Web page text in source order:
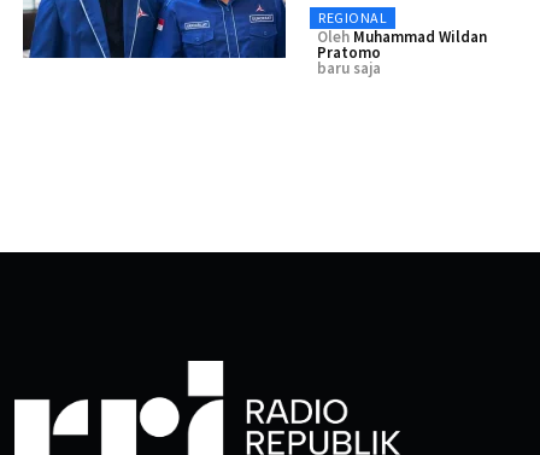
REGIONAL
Oleh Muhammad Wildan
Pratomo
baru saja